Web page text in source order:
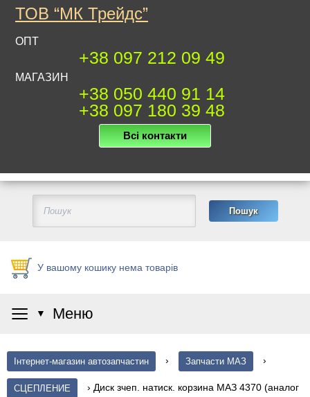
ТОВ “МК Трейдс”
ОПТ
+38 097 212 09 49
МАГАЗИН
+38 050 440 91 14
+38 097 180 39 48
Всі контакти
У вашому кошику нема товарів
≡ ▼ Меню
Інтернет-магазин автозапчастин › Запчасти МАЗ ›
СЦЕПЛЕНИЕ › Диск зчеп. натиск. корзина МАЗ 4370 (аналог